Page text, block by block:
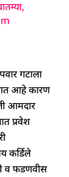
,
गटाला
आहे कारण
आमदार
प्रवेश
कर्डिले
व फडणवीस